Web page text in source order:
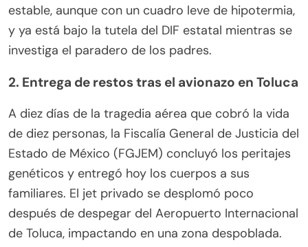
estable, aunque con un cuadro leve de hipotermia,
y ya está bajo la tutela del DIF estatal mientras se
investiga el paradero de los padres.
2. Entrega de restos tras el avionazo en Toluca
A diez días de la tragedia aérea que cobró la vida
de diez personas, la Fiscalía General de Justicia del
Estado de México (FGJEM) concluyó los peritajes
genéticos y entregó hoy los cuerpos a sus
familiares. El jet privado se desplomó poco
después de despegar del Aeropuerto Internacional
de Toluca, impactando en una zona despoblada.